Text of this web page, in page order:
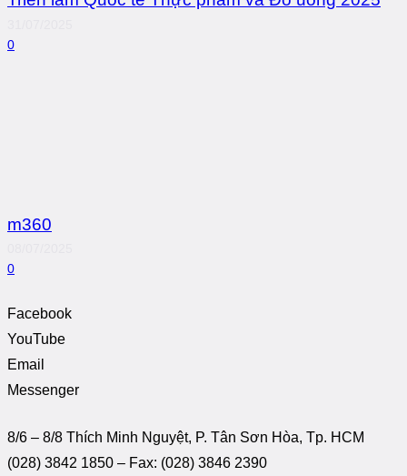
0
m360
0
Facebook
YouTube
Email
Messenger
8/6 – 8/8 Thích Minh Nguyệt, P. Tân Sơn Hòa, Tp. HCM
(028) 3842 1850 – Fax: (028) 3846 2390